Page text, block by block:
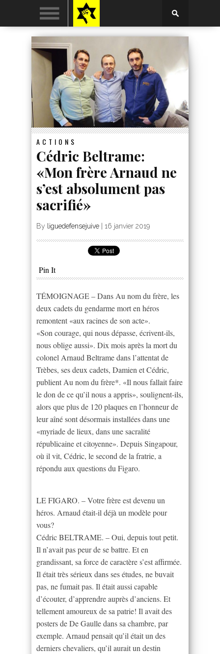
ACTIONS
Cédric Beltrame:
«Mon frère Arnaud ne
s’est absolument pas
sacrifié»
By liguedefensejuive 16 janvier 2019
Pin It
TÉMOIGNAGE – Dans Au nom du frère, les
deux cadets du gendarme mort en héros
remontent «aux racines de son acte».
«Son courage, qui nous dépasse, écrivent-ils,
nous oblige aussi». Dix mois après la mort du
colonel Arnaud Beltrame dans l’attentat de
Trèbes, ses deux cadets, Damien et Cédric,
publient Au nom du frère*. «Il nous fallait faire
le don de ce qu’il nous a appris», soulignent-ils,
alors que plus de 120 plaques en l’honneur de
leur aîné sont désormais installées dans une
«myriade de lieux, dans une sacralité
républicaine et citoyenne». Depuis Singapour,
où il vit, Cédric, le second de la fratrie, a
répondu aux questions du Figaro.
LE FIGARO. – Votre frère est devenu un
héros. Arnaud était-il déjà un modèle pour
vous?
Cédric BELTRAME. – Oui, depuis tout petit.
Il n’avait pas peur de se battre. Et en
grandissant, sa force de caractère s’est affirmée.
Il était très sérieux dans ses études, ne buvait
pas, ne fumait pas. Il était aussi capable
d’écouter, d’apprendre auprès d’anciens. Et
tellement amoureux de sa patrie! Il avait des
posters de De Gaulle dans sa chambre, par
exemple. Arnaud pensait qu’il était un des
derniers chevaliers, qu’il aurait un destin